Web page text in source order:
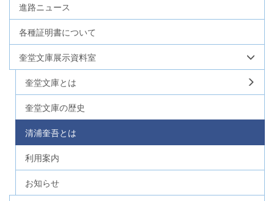
進路ニュース
各種証明書について
奎堂文庫展示資料室
奎堂文庫とは
奎堂文庫の歴史
清浦奎吾とは
利用案内
お知らせ